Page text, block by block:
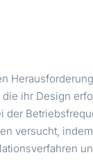
ihr Design
der
versucht,